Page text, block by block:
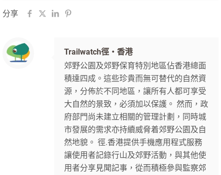
分享
Trailwatch徑‧香港
郊野公園及郊野保育特別地區佔香港總面
積達四成。這些珍貴而無可替代的自然資
源，分佈於不同地區，讓所有人都可享受
大自然的景致，必須加以保護。 然而，政
府部門尚未建立相關的管理計劃，同時城
市發展的需求亦持續威脅着郊野公園及自
然地貌。 徑.香港提供手機應用程式服務
讓使用者記錄行山及郊野活動，與其他使
用者分享見聞記事，從而積極參與監察郊